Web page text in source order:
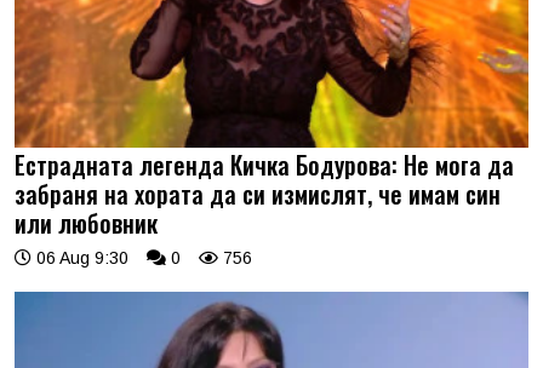
Естрадната легенда Кичка Бодурова: Не мога да
забраня на хората да си измислят, че имам син
или любовник
06 Aug 9:30 0 756